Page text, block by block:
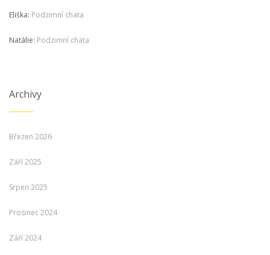
Eliška: Podzimní chata
Natálie: Podzimní chata
Archivy
Březen 2026
Září 2025
Srpen 2025
Prosinec 2024
Září 2024